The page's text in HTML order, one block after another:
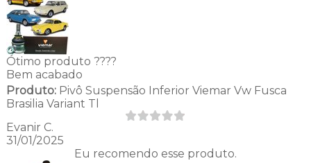
Ótimo produto ????
Bem acabado
Produto:Pivô Suspensão Inferior Viemar Vw Fusca
Brasilia Variant Tl
Evanir C.
31/01/2025
Eu recomendo esse produto.